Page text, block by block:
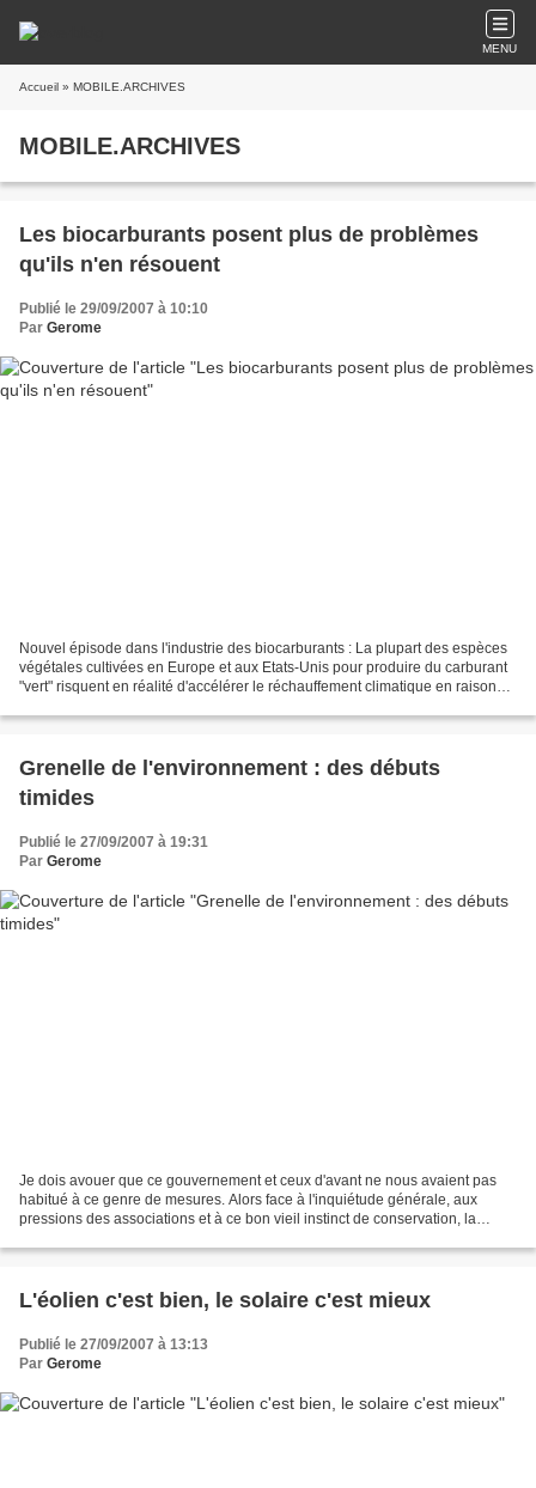
MENU
Accueil » MOBILE.ARCHIVES
MOBILE.ARCHIVES
Les biocarburants posent plus de problèmes
qu'ils n'en résouent
Publié le 29/09/2007 à 10:10
Par Gerome
Nouvel épisode dans l'industrie des biocarburants : La plupart des espèces
végétales cultivées en Europe et aux Etats-Unis pour produire du carburant
"vert" risquent en réalité d'accélérer le réchauffement climatique en raison
Grenelle de l'environnement : des débuts
timides
Publié le 27/09/2007 à 19:31
Par Gerome
Je dois avouer que ce gouvernement et ceux d'avant ne nous avaient pas
habitué à ce genre de mesures. Alors face à l'inquiétude générale, aux
pressions des associations et à ce bon vieil instinct de conservation, la
L'éolien c'est bien, le solaire c'est mieux
Publié le 27/09/2007 à 13:13
Par Gerome